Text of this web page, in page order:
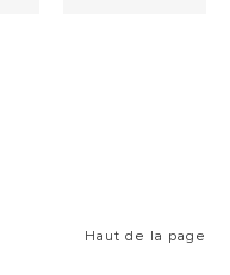
Haut de la page